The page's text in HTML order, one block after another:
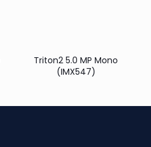
Triton2 5.0 MP Mono
(IMX547)